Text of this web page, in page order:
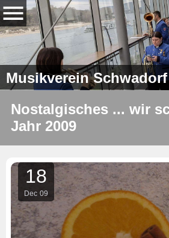
Musikverein Schwadorf
Nostalgisches ... wir
Jahr 2009
18
Dec 09